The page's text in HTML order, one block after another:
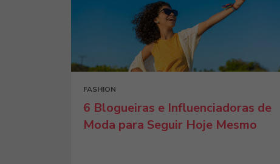
FASHION
6 Blogueiras e Influenciadoras de
Moda para Seguir Hoje Mesmo